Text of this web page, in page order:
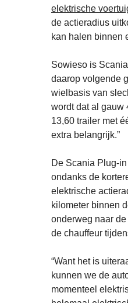
elektrische
de actieradius
kan halen binnen
Sowieso is
daarop volgende
wielbasis van
wordt dat al gauw
13,60 trailer met
extra belangrijk.”
De Scania Plug-
ondanks de
elektrische
kilometer binnen
onderweg naar
de chauffeur
“Want het is
kunnen we de
momenteel